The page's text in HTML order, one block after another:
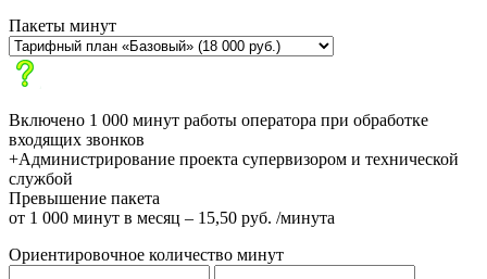
Пакеты минут
Включено 1 000 минут работы оператора при обработке
входящих звонков
+Администрирование проекта супервизором и технической
службой
Превышение пакета
от 1 000 минут в месяц – 15,50 руб. /минута
Ориентировочное количество минут